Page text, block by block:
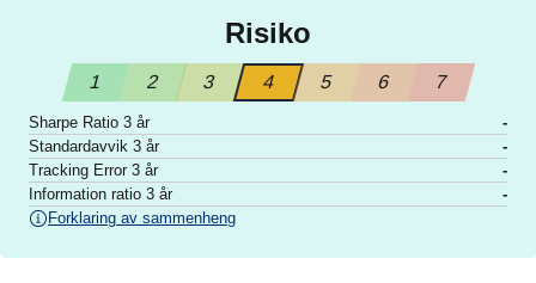
Risiko
1 2 3 4 5 6 7
Sharpe Ratio 3 år
-
Standardavvik 3 år
-
Tracking Error 3 år
-
Information ratio 3 år
-
Forklaring av sammenheng